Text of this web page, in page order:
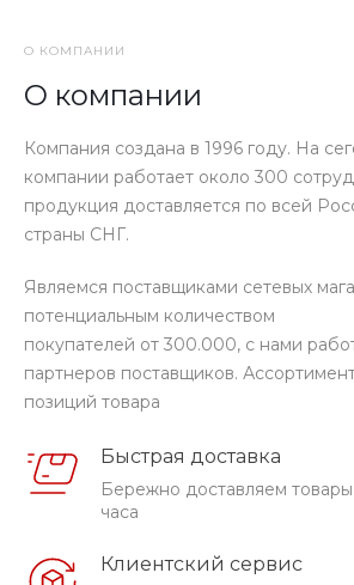
О КОМПАНИИ
О компании
Компания создана в 1996 году. На
компании работает около 300
продукция доставляется по всей
страны СНГ.
Являемся поставщиками сетевых
потенциальным количеством
покупателей от 300.000, с нами
партнеров поставщиков.
позиций товара
Быстрая доставка
Бережно доставляем
часа
Клиентский сервис